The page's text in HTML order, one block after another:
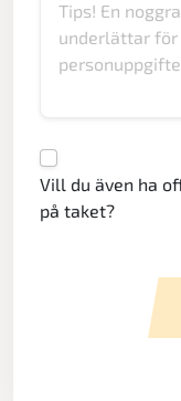
Vill du även ha
på taket?